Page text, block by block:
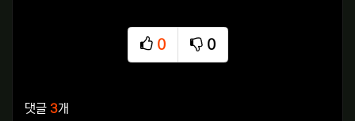
0
추천
0
비추천
댓글 3개